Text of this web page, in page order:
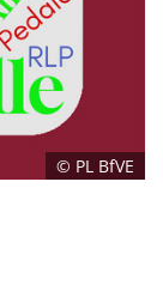
© PL BfVE